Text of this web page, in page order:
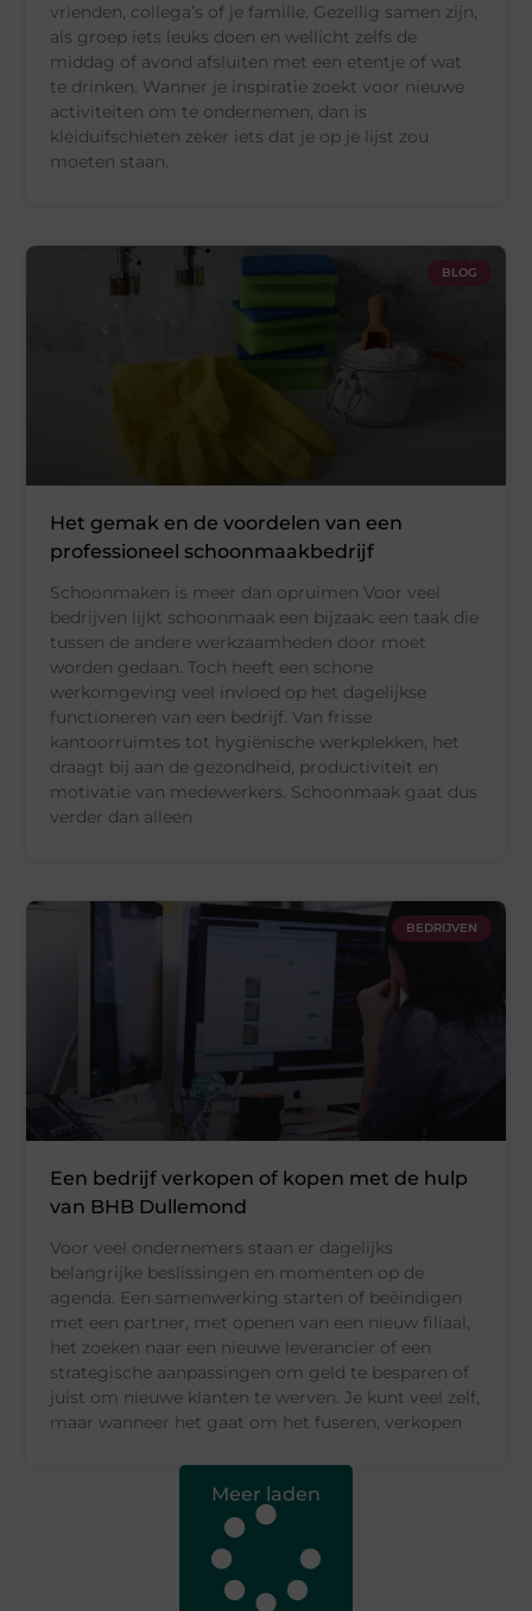
vrienden, collega’s of je familie. Gezellig samen zijn,
als groep iets leuks doen en wellicht zelfs de
middag of avond afsluiten met een etentje of wat
te drinken. Wanner je inspiratie zoekt voor nieuwe
activiteiten om te ondernemen, dan is
kleiduifschieten zeker iets dat je op je lijst zou
moeten staan.
BLOG
Het gemak en de voordelen van een
professioneel schoonmaakbedrijf
Schoonmaken is meer dan opruimen Voor veel
bedrijven lijkt schoonmaak een bijzaak: een taak die
tussen de andere werkzaamheden door moet
worden gedaan. Toch heeft een schone
werkomgeving veel invloed op het dagelijkse
functioneren van een bedrijf. Van frisse
kantoorruimtes tot hygiënische werkplekken, het
draagt bij aan de gezondheid, productiviteit en
motivatie van medewerkers. Schoonmaak gaat dus
verder dan alleen
BEDRIJVEN
Een bedrijf verkopen of kopen met de hulp
van BHB Dullemond
Voor veel ondernemers staan er dagelijks
belangrijke beslissingen en momenten op de
agenda. Een samenwerking starten of beëindigen
met een partner, met openen van een nieuw filiaal,
het zoeken naar een nieuwe leverancier of een
strategische aanpassingen om geld te besparen of
juist om nieuwe klanten te werven. Je kunt veel zelf,
maar wanneer het gaat om het fuseren, verkopen
Meer laden